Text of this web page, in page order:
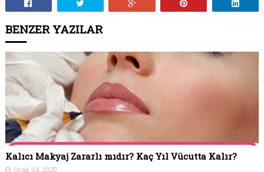
BENZER YAZILAR
Kalıcı Makyaj Zararlı mıdır? Kaç Yıl Vücutta Kalır?
Ocak 04, 2020